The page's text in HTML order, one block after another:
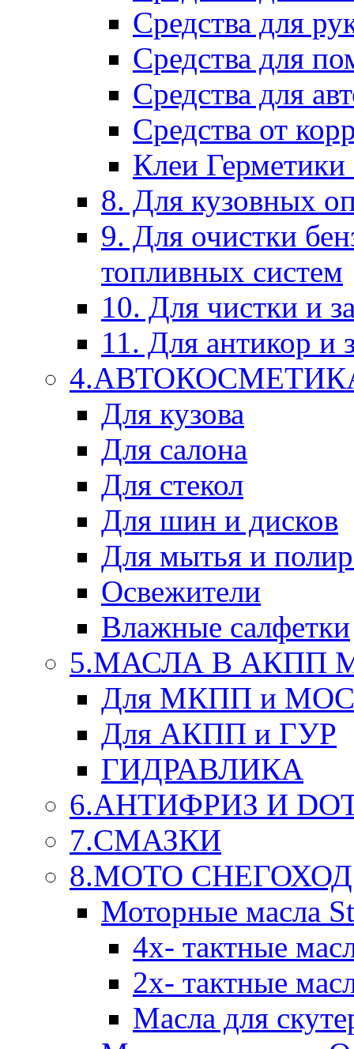
Средства для
Средства для
Средства для
Средства от
Клеи
8. Для кузовных
9. Для очистки
топливных систем
10. Для чистки и
11. Для антикор и
Для кузова
Для салона
Для стекол
Для шин и дисков
Для мытья и
Освежители
Влажные салфетки
5.МАСЛА В АКПП
Для МКПП и
Для АКПП и ГУР
ГИДРАВЛИКА
6.АНТИФРИЗ И
7.СМАЗКИ
8.МОТО
Моторные масла
4х- тактные
2х- тактные
Масла для